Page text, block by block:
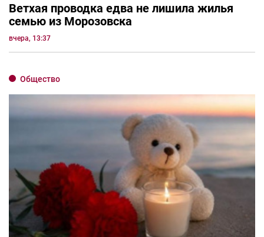
Ветхая проводка едва не лишила жилья
семью из Морозовска
вчера, 13:37
Общество